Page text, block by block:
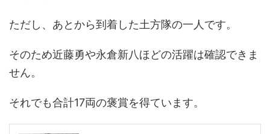
ただし、あとから到着した土方隊の一人です。
そのため近藤勇や永倉新八ほどの活躍は確認できま
せん。
それでも合計17両の褒賞を得ています。